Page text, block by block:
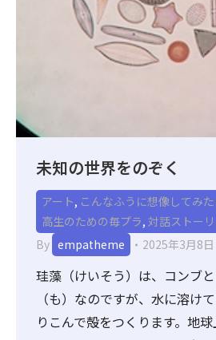
未知の世界をのぞく
アート, こんなふうに想像してみた
高生のための毎プラ, 対話ストー
By empatheme 2025年3月8日
珪藻（けいそう）は、コンブ
（も）なのですが、水に溶け
りこんで殻をつくります。地